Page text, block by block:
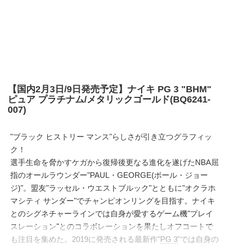
【国内2月3日/9日発売予定】ナイキ PG 3 "BHM"
ピュア プラチナム/メタリックゴールド(BQ6241-
007)
"ブラック ヒストリー マンス"らしさが引き立つグラフィッ
ク！
選手生命を脅かすケガから復帰後更なる進化を遂げたNBA屈
指のオールラウンダー"PAUL・GEORGE(ポール・ジョー
ジ)"。盟友"ラッセル・ウエストブルック"とともに"オクラホ
マシティ サンダー"でチャンピオンリングを目指す。ナイキ
とのシグネチャーラインでは自身が愛するゲーム機"プレイ
スレーション"とのコラボレーションを果たしオフコートで
も注目を集めた。2019に発売される最新作"PG 3"では自身の